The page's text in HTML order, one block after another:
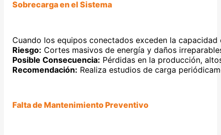
Sobrecarga en el Sistema
Cuando los equipos conectados exceden la
Riesgo: Cortes masivos de energía y daños
Posible Consecuencia: Pérdidas en la producción,
Recomendación: Realiza estudios de carga
Falta de Mantenimiento Preventivo